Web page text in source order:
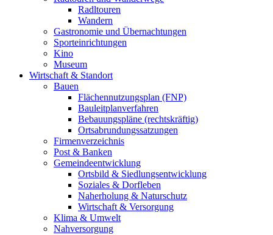
Radltouren
Wandern
Gastronomie und Übernachtungen
Sporteinrichtungen
Kino
Museum
Wirtschaft & Standort
Bauen
Flächennutzungsplan (FNP)
Bauleitplanverfahren
Bebauungspläne (rechtskräftig)
Ortsabrundungssatzungen
Firmenverzeichnis
Post & Banken
Gemeindeentwicklung
Ortsbild & Siedlungsentwicklung
Soziales & Dorfleben
Naherholung & Naturschutz
Wirtschaft & Versorgung
Klima & Umwelt
Nahversorgung